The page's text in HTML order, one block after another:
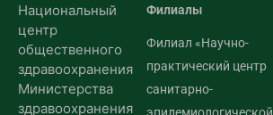
Национальный
центр
общественного
здравоохранения
Министерства
здравоохранения
Филиалы
Филиал «Научно-
практический центр
санитарно-
эпидемиологической